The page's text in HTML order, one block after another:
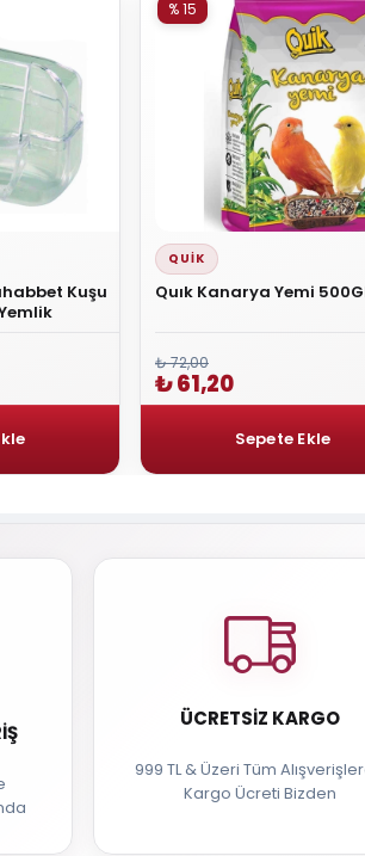
Kuşu
QUIK
Quık Kanarya Yemi
% 15
₺ 72,00
₺ 61,20
ÜCRETSIZ KARGO
999 TL & Üzeri Tüm
Kargo Ücreti Bizden